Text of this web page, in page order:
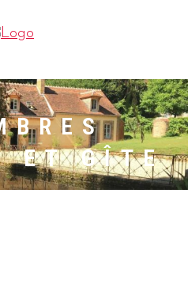
ET GÎTE